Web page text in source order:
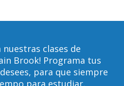
nuestras clases de
Brook! Programa tus
para que siempre
para estudiar,